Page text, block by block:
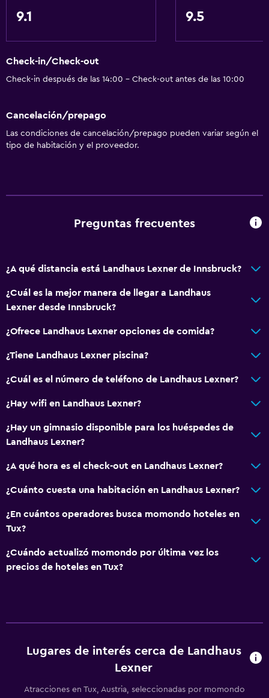
9.1 9.5
Check-in/Check-out
Check-in después de las 14:00 - Check-out antes de las 10:00
Cancelación/prepago
Las condiciones de cancelación/prepago pueden variar según el
tipo de habitación y el proveedor.
Preguntas frecuentes
¿A qué distancia está Landhaus Lexner de Innsbruck?
¿Cuál es la mejor manera de llegar a Landhaus
Lexner desde Innsbruck?
¿Ofrece Landhaus Lexner opciones de comida?
¿Tiene Landhaus Lexner piscina?
¿Cuál es el número de teléfono de Landhaus Lexner?
¿Hay wifi en Landhaus Lexner?
¿Hay un gimnasio disponible para los huéspedes de
Landhaus Lexner?
¿A qué hora es el check-out en Landhaus Lexner?
¿Cuánto cuesta una habitación en Landhaus Lexner?
¿En cuántos operadores busca momondo hoteles en
Tux?
¿Cuándo actualizó momondo por última vez los
precios de hoteles en Tux?
Lugares de interés cerca de Landhaus
Lexner
Atracciones en Tux, Austria, seleccionadas por momondo